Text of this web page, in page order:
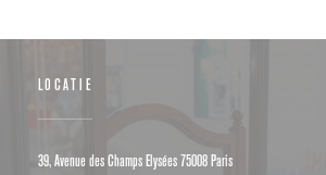
LOCATIE
39, Avenue des Champs Elysées 75008 Paris((opent in een nieuw